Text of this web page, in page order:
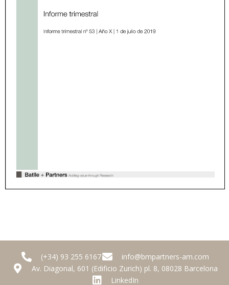
(+34) 93 255 6167
info@bmpartners-am.com
Av. Diagonal, 601 (Edificio Zurich) pl. 8, 08028 Barcelona
LinkedIn